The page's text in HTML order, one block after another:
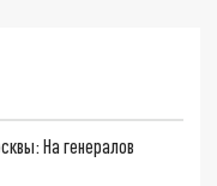
На генералов